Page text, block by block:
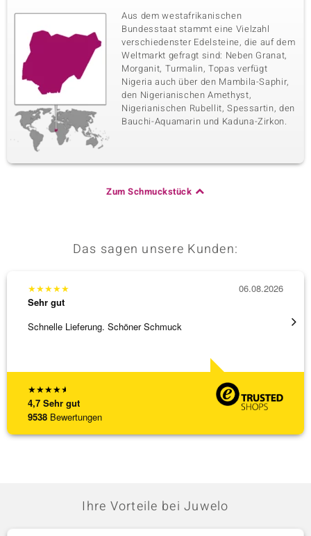
Aus dem westafrikanischen
Bundesstaat stammt eine Vielzahl
verschiedenster Edelsteine, die auf dem
Weltmarkt gefragt sind: Neben Granat,
Morganit, Turmalin, Topas verfügt
Nigeria auch über den Mambila-Saphir,
den Nigerianischen Amethyst,
Nigerianischen Rubellit, Spessartin, den
Bauchi-Aquamarin und Kaduna-Zirkon.
Zum Schmuckstück
Das sagen unsere Kunden:
★★★★★
4,7 Sehr gut
9538 Bewertungen
★★★★★
Sehr gut
Schnelle Lieferung. Schöner Schmuck
06.08.2026
Bin
Ihre Vorteile bei Juwelo